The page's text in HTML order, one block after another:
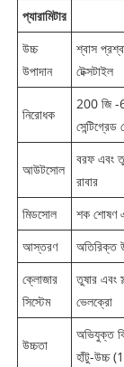
প্যারামিটার
উচ্চ
উপাদান
শ্বাস
টেক্সটাইল
নিরোধক
200 জি -
আউটসোল
বরফ এবং
রাবার
মিডসোল
শক শোষণ
আস্তরণ
অতিরিক্ত
ক্লোজার
সিস্টেম
তুষার এবং
ভেলক্রো
উচ্চতা
অভিযুক্ত
হাঁটু-উচ্চ